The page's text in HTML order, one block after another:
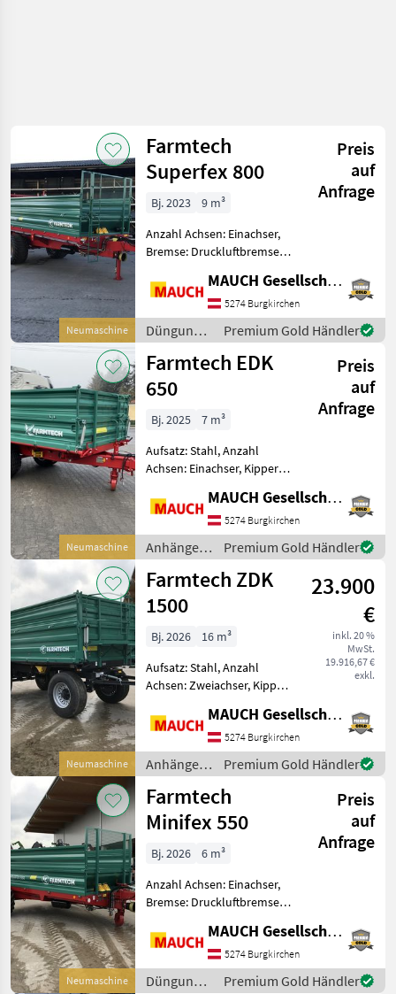
Neumaschine
Farmtech
Superfex 800
Preis
auf
Anfrage
Bj. 2023
9 m³
Anzahl Achsen: Einachser,
Bremse: Druckluftbremse
Vorschub Farmtech
Superfex 800 - DL-Bremse -
25 km/h - zul.
Gesamtgewicht 8.000 kg -
Brü
MAUCH Gesellschaft m.b.H. & Co.KG
5274 Burgkirchen
Düngung
und
Beregnung
/ Farmtech
Premium Gold Händler
Neumaschine
Farmtech EDK
650
Preis
auf
Anfrage
Bj. 2025
7 m³
Aufsatz: Stahl, Anzahl
Achsen: Einachser, Kipper-
Bremse: Hydraulische
Bremse, Sattelstützwinde !!
Farmtech EDK 650 --
Neumaschine !! Ausst
MAUCH Gesellschaft m.b.H. & Co.KG
5274 Burgkirchen
Anhänger /
Farmtech
Premium Gold Händler
Neumaschine
Farmtech ZDK
1500
23.900
€
inkl. 20 %
MwSt.
19.916,67 €
exkl.
Bj. 2026
16 m³
Aufsatz: Stahl, Anzahl
Achsen: Zweiachser, Kipper-
Bremse: Druckluftbremse
Farmtech ZDK 1500,
Zentralverriegelung,
Bereifung 385/65 R22.5, 2-L
MAUCH Gesellschaft m.b.H. & Co.KG
5274 Burgkirchen
Anhänger /
Farmtech
Premium Gold Händler
Neumaschine
Farmtech
Minifex 550
Preis
auf
Anfrage
Bj. 2026
6 m³
Anzahl Achsen: Einachser,
Bremse: Druckluftbremse
Vorschub Farmtech Minifex
550 in folgender
Ausstattung: - zulässiges
Gesamtgewicht 5500kg
MAUCH Gesellschaft m.b.H. & Co.KG
5274 Burgkirchen
Düngung
Premium Gold Händler